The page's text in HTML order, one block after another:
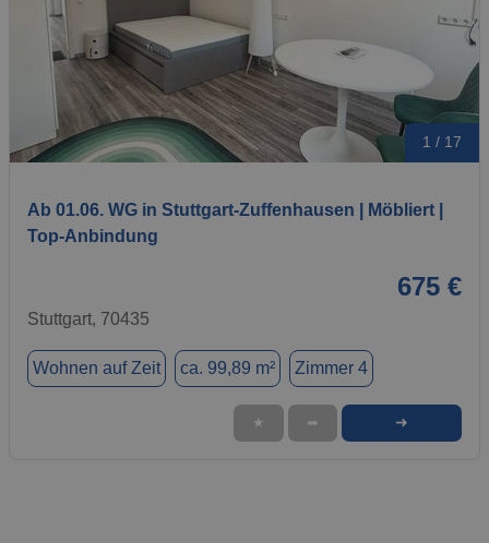
1 / 17
Ab 01.06. WG in Stuttgart-Zuffenhausen | Möbliert |
Top-Anbindung
675 €
Stuttgart, 70435
Wohnen auf Zeit ca. 99,89 m² Zimmer 4
★ ➦ ➜